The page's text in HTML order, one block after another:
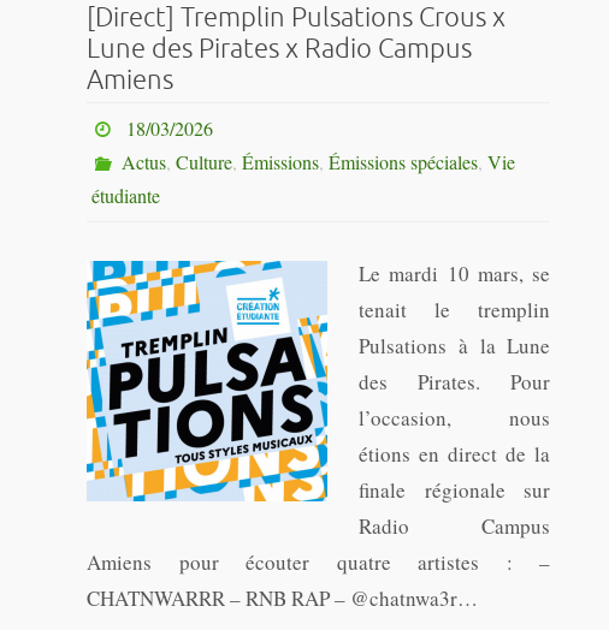
[Direct] Tremplin Pulsations Crous x
Lune des Pirates x Radio Campus
Amiens
18/03/2026
Actus, Culture, Émissions, Émissions spéciales, Vie
étudiante
Le mardi 10 mars, se
tenait le tremplin
Pulsations à la Lune
des Pirates. Pour
l’occasion, nous
étions en direct de la
finale régionale sur
Radio Campus
Amiens pour écouter quatre artistes : –
CHATNWARRR – RNB RAP – @chatnwa3r…